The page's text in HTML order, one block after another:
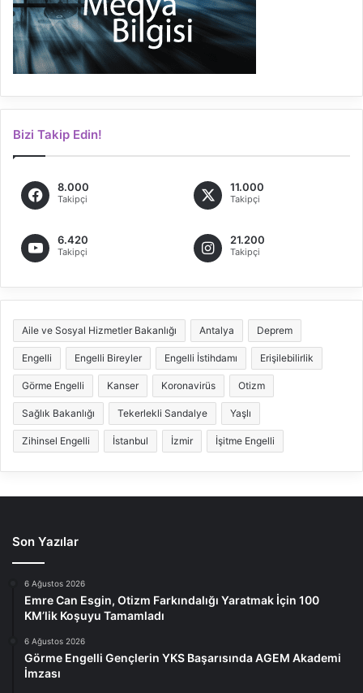
Bizi Takip Edin!
8.000
Takipçi
11.000
Takipçi
6.420
Takipçi
21.200
Takipçi
Aile ve Sosyal Hizmetler Bakanlığı Antalya Deprem
Engelli Engelli Bireyler Engelli İstihdamı Erişilebilirlik
Görme Engelli Kanser Koronavirüs Otizm
Sağlık Bakanlığı Tekerlekli Sandalye Yaşlı
Zihinsel Engelli İstanbul İzmir İşitme Engelli
Son Yazılar
6 Ağustos 2026
Emre Can Esgin, Otizm Farkındalığı Yaratmak İçin 100
KM’lik Koşuyu Tamamladı
6 Ağustos 2026
Görme Engelli Gençlerin YKS Başarısında AGEM Akademi
İmzası